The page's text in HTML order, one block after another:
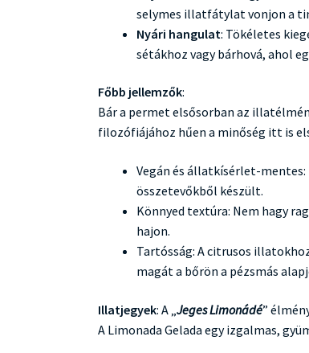
selymes illatfátylat vonjon a
Nyári hangulat: Tökéletes
sétákhoz vagy bárhová, ahol
Főbb jellemzők:
Bár a permet elsősorban az
filozófiájához hűen a minőség itt is
Vegán és állatkísérlet-
összetevőkből készült.
Könnyed textúra: Nem hagy
hajon.
Tartósság: A citrusos
magát a bőrön a pézsmás
Illatjegyek: A „Jeges Limonádé”
A Limonada Gelada egy izgalmas,